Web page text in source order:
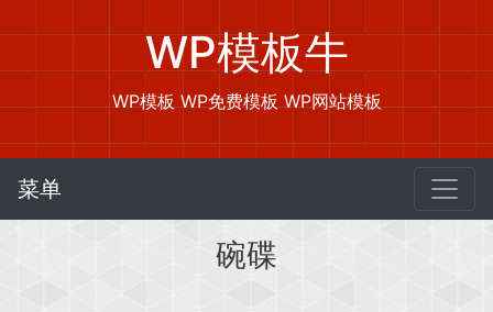
WP模板牛
WP模板 WP免费模板 WP网站模板
菜单
碗碟